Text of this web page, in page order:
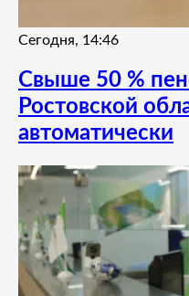
Сегодня, 14:46
Свыше 50 %
Ростовской
автоматически